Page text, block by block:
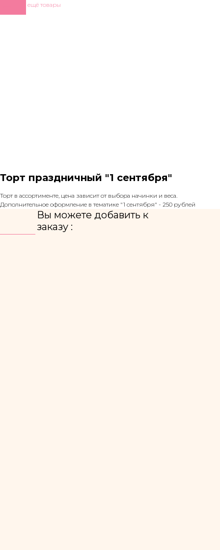
Показать ещё товары
Торт праздничный "1 сентября"
Торт в ассортименте, цена зависит от выбора начинки и веса.
Дополнительное оформление в тематике "1 сентября" - 250 рублей
Вы можете добавить к
заказу :